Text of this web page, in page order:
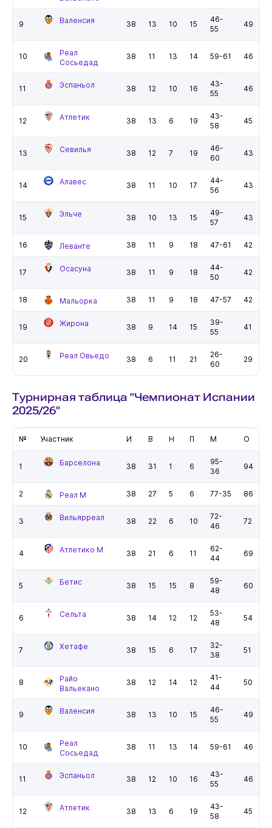
9 Валенсия 38 13 10 15
46-
55
49
10
Реал
Сосьедад
38 11 13 14 59-61 46
11 Эспаньол 38 12 10 16
43-
55
46
12 Атлетик 38 13 6 19
43-
58
45
13 Севилья 38 12 7 19
46-
60
43
14 Алавес 38 11 10 17
44-
56
43
15 Эльче 38 10 13 15
49-
57
43
16 Леванте 38 11 9 18 47-61 42
17 Осасуна 38 11 9 18
44-
50
42
18 Мальорка 38 11 9 18 47-57 42
19 Жирона 38 9 14 15
39-
55
41
20 Реал Овьедо 38 6 11 21
26-
60
29
Турнирная таблица "Чемпионат Испании
2025/26"
№ Участник И В Н П М О
1 Барселона 38 31 1 6
95-
36
94
2 Реал М 38 27 5 6 77-35 86
3 Вильярреал 38 22 6 10
72-
46
72
4 Атлетико М 38 21 6 11
62-
44
69
5 Бетис 38 15 15 8
59-
48
60
6 Сельта 38 14 12 12
53-
48
54
7 Хетафе 38 15 6 17
32-
38
51
8
Райо
Вальекано
38 12 14 12
41-
44
50
9 Валенсия 38 13 10 15
46-
55
49
10
Реал
Сосьедад
38 11 13 14 59-61 46
11 Эспаньол 38 12 10 16
43-
55
46
12 Атлетик 38 13 6 19
43-
58
45